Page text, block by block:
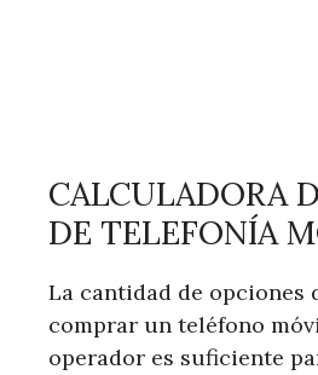
CALCULADORA
DE TELEFONÍA
La cantidad de opciones
comprar un teléfono
operador es suficiente